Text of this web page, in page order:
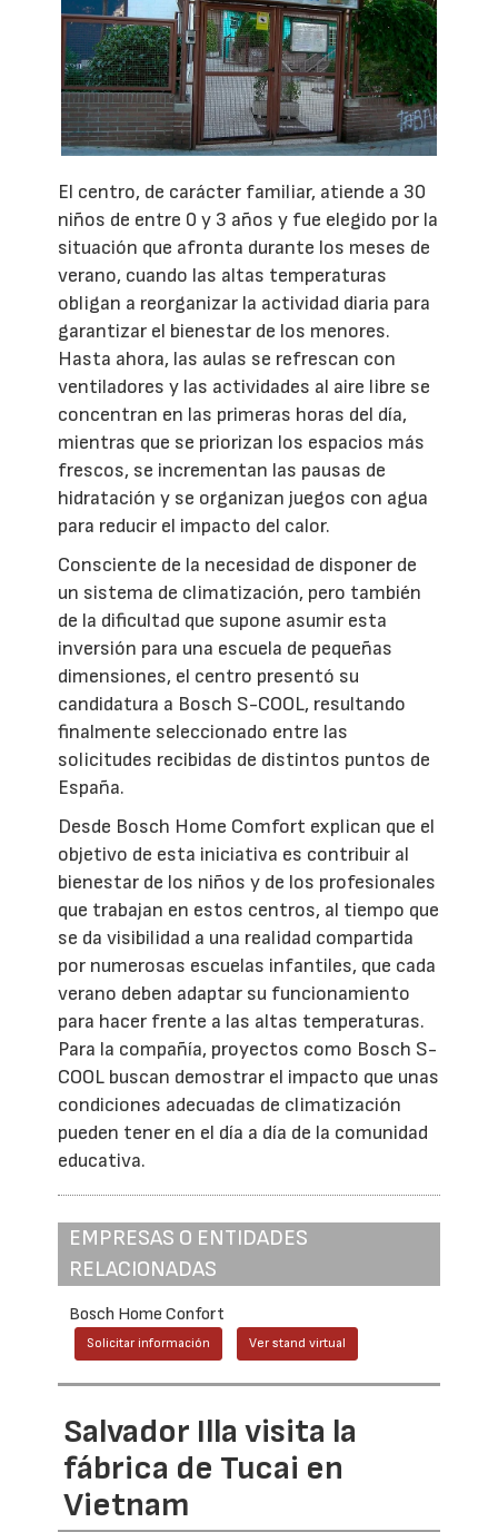
El centro, de carácter familiar, atiende a 30
niños de entre 0 y 3 años y fue elegido por la
situación que afronta durante los meses de
verano, cuando las altas temperaturas
obligan a reorganizar la actividad diaria para
garantizar el bienestar de los menores.
Hasta ahora, las aulas se refrescan con
ventiladores y las actividades al aire libre se
concentran en las primeras horas del día,
mientras que se priorizan los espacios más
frescos, se incrementan las pausas de
hidratación y se organizan juegos con agua
para reducir el impacto del calor.
Consciente de la necesidad de disponer de
un sistema de climatización, pero también
de la dificultad que supone asumir esta
inversión para una escuela de pequeñas
dimensiones, el centro presentó su
candidatura a Bosch S-COOL, resultando
finalmente seleccionado entre las
solicitudes recibidas de distintos puntos de
España.
Desde Bosch Home Comfort explican que el
objetivo de esta iniciativa es contribuir al
bienestar de los niños y de los profesionales
que trabajan en estos centros, al tiempo que
se da visibilidad a una realidad compartida
por numerosas escuelas infantiles, que cada
verano deben adaptar su funcionamiento
para hacer frente a las altas temperaturas.
Para la compañía, proyectos como Bosch S-
COOL buscan demostrar el impacto que unas
condiciones adecuadas de climatización
pueden tener en el día a día de la comunidad
educativa.
EMPRESAS O ENTIDADES
RELACIONADAS
Bosch Home Confort
Solicitar información Ver stand virtual
Salvador Illa visita la
fábrica de Tucai en
Vietnam